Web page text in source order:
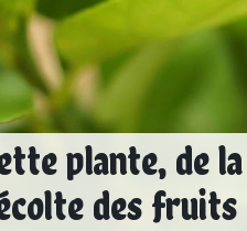
plante, de
des fruits